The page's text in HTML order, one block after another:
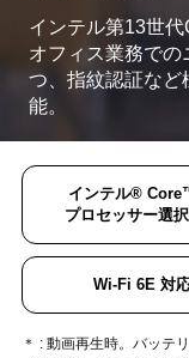
インテル第13世
オフィス業務での
つ、指紋認証など
能。
インテル®
プロセッサー選
Wi-Fi 6E 対
＊ : 動画再生時。バッテ